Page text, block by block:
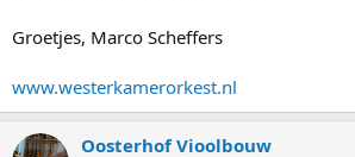
Groetjes, Marco Scheffers
www.westerkamerorkest.nl
Oosterhof Vioolbouw